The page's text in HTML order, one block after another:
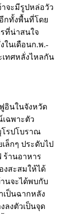
จะมีรูปหล่อวัว
กทั้งพื้นที่โดย
ที่น่าสนใจ
ในเดือนก.พ.-
เทศหลั่งไหลกัน
อินในจังหวัด
ฉพาะตัว
โรปโบราณ
ล็กๆ ประดับไป
ร้านอาหาร
งสะสมให้ได้
นจะได้พบกับ
เป็นฉากหลัง
ลงตัวเป็นจุด